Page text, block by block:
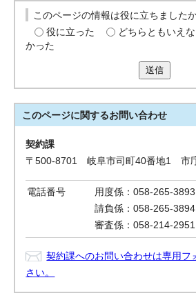
このページの情報は役に立ちました
役に立った
どちらともいえ
かった
送信
このページに関するお問い合わせ
契約課
〒500-8701 岐阜市司町40番地1 市
電話番号
用度係：058-265-3893
請負係：058-265-3894
審査係：058-214-2951
契約課へのお問い合わせは専用フ
さい。